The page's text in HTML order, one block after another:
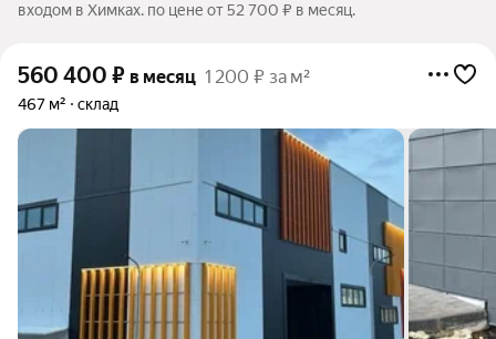
входом в Химках. по цене от 52 700 ₽ в месяц.
560 400 ₽ в месяц 1 200 ₽ за м²
467 м² склад